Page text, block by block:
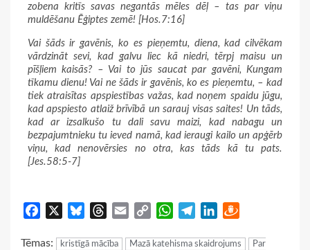
zobena kritīs savas negantās mēles dēļ – tas par viņu
muldēšanu Ēģiptes zemē! [Hos.7:16]
Vai šāds ir gavēnis, ko es pieņemtu, diena, kad cilvēkam
vārdzināt sevi, kad galvu liec kā niedri, tērpj maisu un
pīšļiem kaisās? – Vai to jūs saucat par gavēni, Kungam
tīkamu dienu! Vai ne šāds ir gavēnis, ko es pieņemtu, – kad
tiek atraisītas apspiestības važas, kad noņem spaidu jūgu,
kad apspiesto atlaiž brīvībā un sarauj visas saites! Un tāds,
kad ar izsalkušo tu dali savu maizi, kad nabagu un
bezpajumtnieku tu ieved namā, kad ieraugi kailo un apģērb
viņu, kad nenovērsies no otra, kas tāds kā tu pats.
[Jes.58:5-7]
Facebook BlueskyThreads
Email
Copy
WhatsApp
TelegramLinkedIn
Tēmas: kristīgā mācība Mazā katehisma skaidrojums
Par